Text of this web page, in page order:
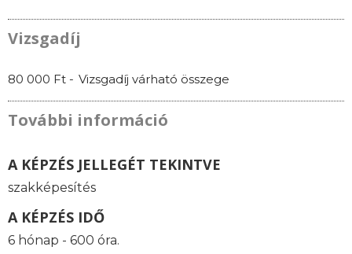
Vizsgadíj
80 000 Ft - Vizsgadíj várható összege
További információ
A KÉPZÉS JELLEGÉT TEKINTVE
szakképesítés
A KÉPZÉS IDŐ
6 hónap - 600 óra.